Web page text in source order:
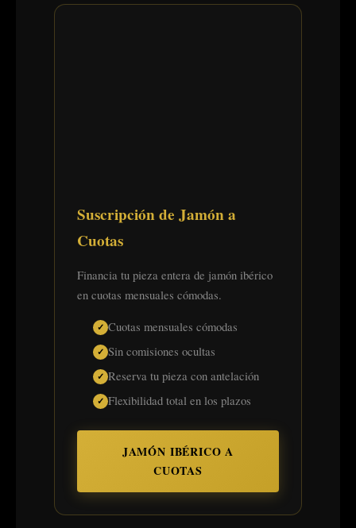
Suscripción de Jamón a
Cuotas
Financia tu pieza entera de jamón ibérico
en cuotas mensuales cómodas.
Cuotas mensuales cómodas
Sin comisiones ocultas
Reserva tu pieza con antelación
Flexibilidad total en los plazos
JAMÓN IBÉRICO A
CUOTAS